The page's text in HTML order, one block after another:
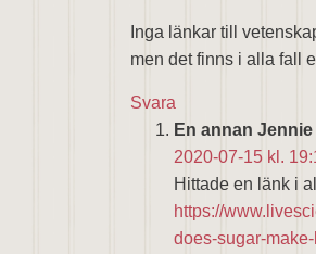
Inga länkar till
men det finns i alla fall
Svara
En annan Jennie
2020-07-15 kl.
Hittade en länk i
https://
does-sugar-